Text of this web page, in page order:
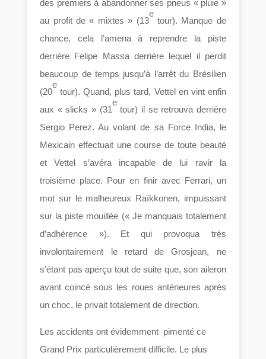
des premiers à abandonner ses pneus « pluie »
au profit de « mixtes » (13
e
tour). Manque de
chance, cela l’amena à reprendre la piste
derrière Felipe Massa derrière lequel il perdit
beaucoup de temps jusqu’à l’arrêt du Brésilien
(20
e
tour). Quand, plus tard, Vettel en vint enfin
aux « slicks » (31
e
tour) il se retrouva derrière
Sergio Perez. Au volant de sa Force India, le
Mexicain effectuait une course de toute beauté
et Vettel s’avéra incapable de lui ravir la
troisième place. Pour en finir avec Ferrari, un
mot sur le malheureux Raïkkonen, impuissant
sur la piste mouillée (« Je manquais totalement
d’adhérence »). Et qui provoqua très
involontairement le retard de Grosjean, ne
s’étant pas aperçu tout de suite que, son aileron
avant coincé sous les roues antérieures après
un choc, le privait totalement de direction.
Les accidents ont évidemment pimenté ce
Grand Prix particulièrement difficile. Le plus